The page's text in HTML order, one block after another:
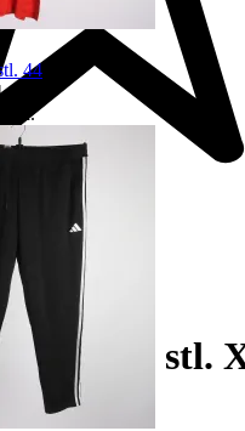
Adidas, stl.
44
.
.